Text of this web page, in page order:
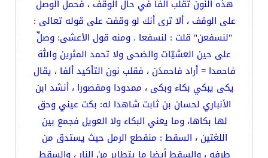
هذه النون تقلب ألفا في حال الوقف ، فحمل الوصل
على الوقف ، ألا ترى أنك لو وقفت على قوله تعالى :
"لنسفعن" قلت : لنسفعا . ومنه قول الأعشى: وصلِّ
على حين العشيّات والضحى ولا تحمد المثرين واللهَ
فاحمدا = أراد فاحمدَن ، فقلب نون التأكيد ألفا ، يقال
يكى يبكي بكاء وبكى ، ممدودا ومقصورا ، أنشد ابن
الأنباري لحسان بن ثابت شاهدا له: بكت عيني وحق
لها بكاها، وما يعني البكاء ولا العويل فجمع بين
اللغتين ، السقط : منقطع الرمل حيث يستدق من
طرفه ، والسقط أيضا ما يتطاير من النار ، والسقط